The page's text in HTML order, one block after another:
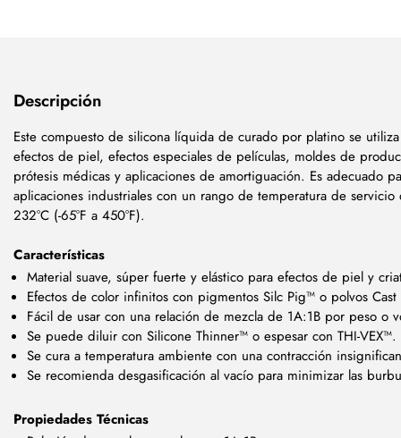
Descripción
Este compuesto de silicona líquida de curado por platino se
efectos de piel, efectos especiales de películas, moldes de
prótesis médicas y aplicaciones de amortiguación. Es adecuado
aplicaciones industriales con un rango de temperatura de servicio
232°C (-65°F a 450°F).
Características
Material suave, súper fuerte y elástico para efectos de piel y
Efectos de color infinitos con pigmentos Silc Pig™ o polvos
Fácil de usar con una relación de mezcla de 1A:1B por peso o
Se puede diluir con Silicone Thinner™ o espesar con THI-VEX™.
Se cura a temperatura ambiente con una contracción
Se recomienda desgasificación al vacío para minimizar las
Propiedades Técnicas